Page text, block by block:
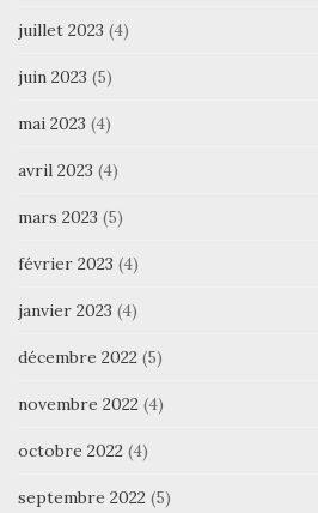
juillet 2023 (4)
juin 2023 (5)
mai 2023 (4)
avril 2023 (4)
mars 2023 (5)
février 2023 (4)
janvier 2023 (4)
décembre 2022 (5)
novembre 2022 (4)
octobre 2022 (4)
septembre 2022 (5)